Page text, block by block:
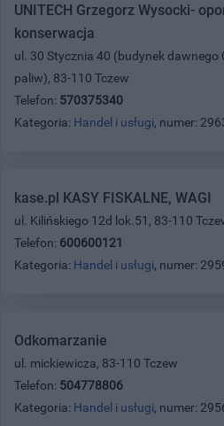
UNITECH Grzegorz Wysocki-
konserwacja
ul. 30 Stycznia 40 (budynek dawnego
paliw), 83-110 Tczew
Telefon: 570375340
Kategoria: Handel i usługi, numer:
kase.pl KASY FISKALNE, WAGI
ul. Kilińskiego 12d lok.51, 83-110
Telefon: 600600121
Kategoria: Handel i usługi, numer:
Odkomarzanie
ul. mickiewicza, 83-110 Tczew
Telefon: 504778806
Kategoria: Handel i usługi, numer: